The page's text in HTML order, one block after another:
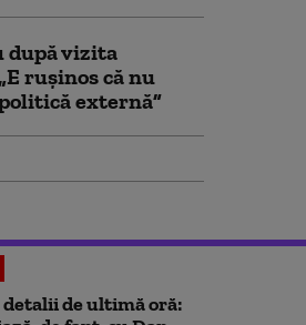
după vizita
ruşinos că nu
externă”
detalii de ultimă oră: